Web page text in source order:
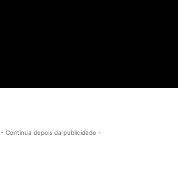
- Continua depois da publicidade -